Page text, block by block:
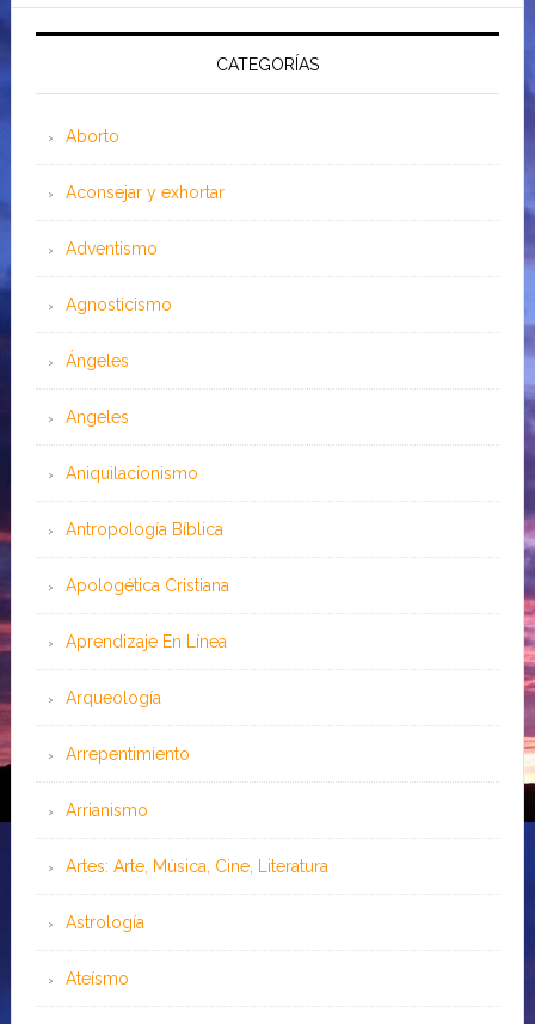
CATEGORÍAS
Aborto
Aconsejar y exhortar
Adventismo
Agnosticismo
Ángeles
Angeles
Aniquilacionismo
Antropología Bíblica
Apologética Cristiana
Aprendizaje En Línea
Arqueología
Arrepentimiento
Arrianismo
Artes: Arte, Música, Cine, Literatura
Astrología
Ateísmo